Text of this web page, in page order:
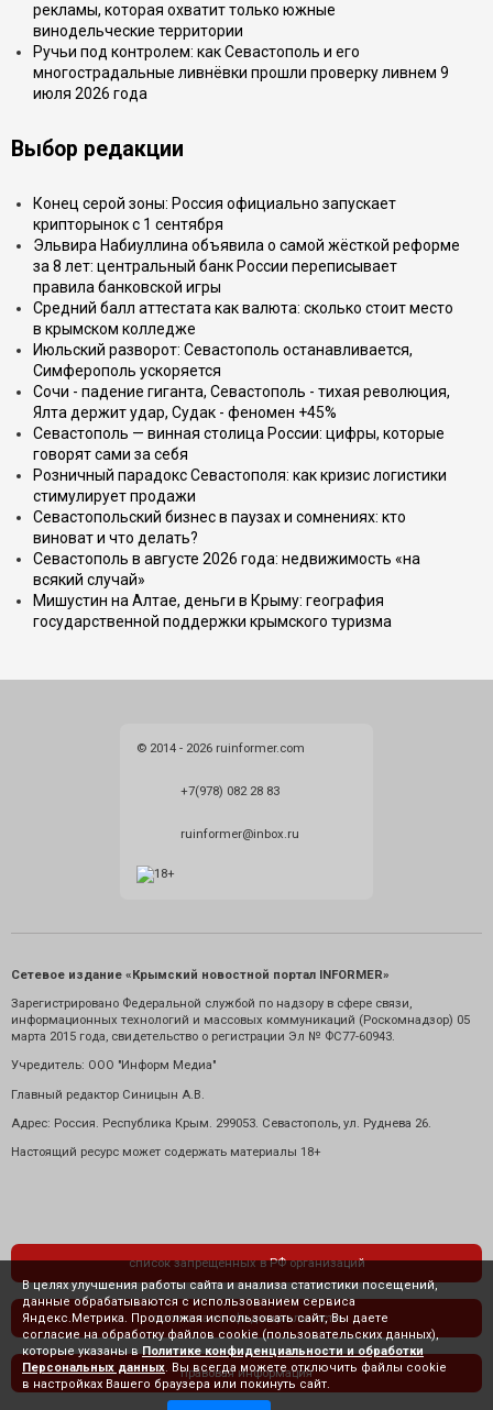
рекламы, которая охватит только южные
винодельческие территории
Ручьи под контролем: как Севастополь и его
многострадальные ливнёвки прошли проверку ливнем 9
июля 2026 года
Выбор редакции
Конец серой зоны: Россия официально запускает
крипторынок с 1 сентября
Эльвира Набиуллина объявила о самой жёсткой реформе
за 8 лет: центральный банк России переписывает
правила банковской игры
Средний балл аттестата как валюта: сколько стоит место
в крымском колледже
Июльский разворот: Севастополь останавливается,
Симферополь ускоряется
Сочи - падение гиганта, Севастополь - тихая революция,
Ялта держит удар, Судак - феномен +45%
Севастополь — винная столица России: цифры, которые
говорят сами за себя
Розничный парадокс Севастополя: как кризис логистики
стимулирует продажи
Севастопольский бизнес в паузах и сомнениях: кто
виноват и что делать?
Севастополь в августе 2026 года: недвижимость «на
всякий случай»
Мишустин на Алтае, деньги в Крыму: география
государственной поддержки крымского туризма
© 2014 - 2026 ruinformer.com
+7(978) 082 28 83
ruinformer@inbox.ru
Сетевое издание «Крымский новостной портал INFORMER»
Зарегистрировано Федеральной службой по надзору в сфере связи,
информационных технологий и массовых коммуникаций (Роскомнадзор) 05
марта 2015 года, свидетельство о регистрации Эл № ФС77-60943.
Учредитель: ООО "Информ Медиа"
Главный редактор Синицын А.В.
Адрес: Россия. Республика Крым. 299053. Севастополь, ул. Руднева 26.
Настоящий ресурс может содержать материалы 18+
список запрещенных в РФ организаций
политика конфиденциальности
правовая информация
В целях улучшения работы сайта и анализа статистики посещений,
данные обрабатываются с использованием сервиса
Яндекс.Метрика. Продолжая использовать сайт, Вы даете
согласие на обработку файлов cookie (пользовательских данных),
которые указаны в Политике конфиденциальности и обработки
Персональных данных . Вы всегда можете отключить файлы cookie
в настройках Вашего браузера или покинуть сайт.